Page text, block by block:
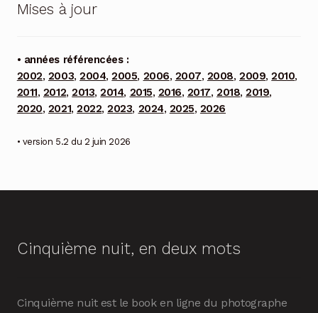
Mises à jour
• années référencées :
2002, 2003,2004,2005, 2006, 2007, 2008,2009,2010,
2011, 2012,2013,2014, 2015, 2016, 2017,2018,2019,
2020, 2021,2022,2023, 2024, 2025, 2026
• version 5.2 du 2 juin 2026
Cinquième nuit, en deux mots
Cinquième nuit est le book en ligne du photographe